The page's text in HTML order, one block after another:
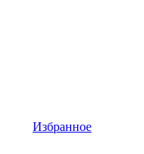
Избранное